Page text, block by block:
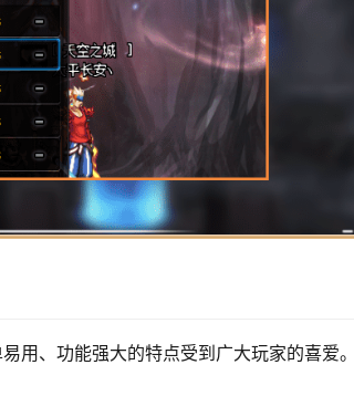
用、功能强大的特点受到广大玩家的喜爱。